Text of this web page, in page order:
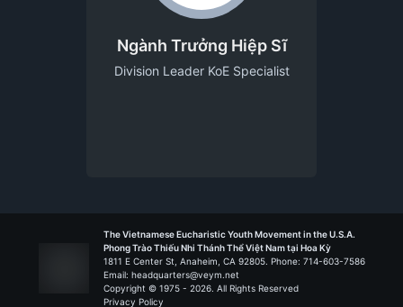
Ngành Trưởng Hiệp Sĩ
Division Leader KoE Specialist
The Vietnamese Eucharistic Youth Movement in the U.S.A.
Phong Trào Thiếu Nhi Thánh Thể Việt Nam tại Hoa Kỳ
1811 E Center St, Anaheim, CA 92805. Phone: 714-603-7586
Email: headquarters@veym.net
Copyright © 1975 - 2026. All Rights Reserved
Privacy Policy